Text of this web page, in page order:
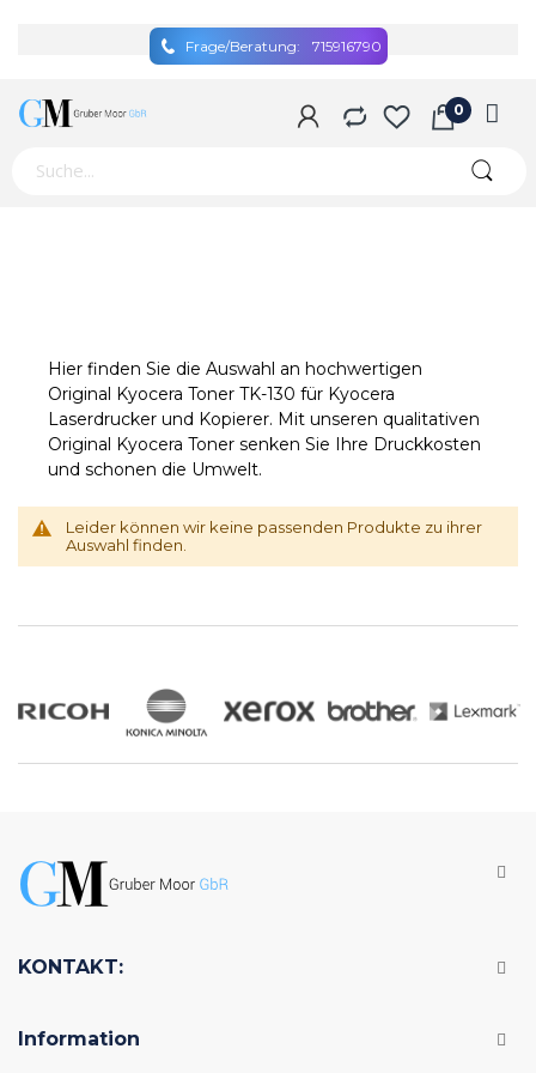
Frage/Beratung: 715916790
Hier finden Sie die Auswahl an hochwertigen
Original Kyocera Toner TK-130 für Kyocera
Laserdrucker und Kopierer. Mit unseren qualitativen
Original Kyocera Toner senken Sie Ihre Druckkosten
und schonen die Umwelt.
Leider können wir keine passenden Produkte zu ihrer
Auswahl finden.
KONTAKT:
Information